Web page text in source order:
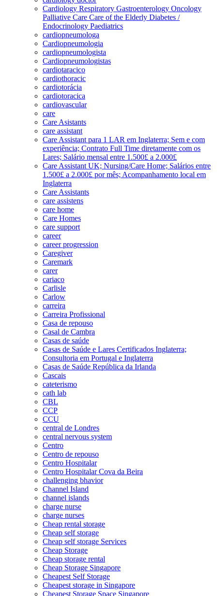
Cardiology Respiratory Gastroenterology Oncology
Palliative Care Care of the Elderly Diabetes /
Endocrinology Paediatrics
cardiopneumologa
Cardiopneumologia
cardiopneumologista
Cardiopneumologistas
cardiotaracico
cardiothoracic
cardiotorácia
cardiotoracica
cardiovascular
care
Care Asistants
care assistant
Care Assistant para 1 LAR em Inglaterra; Sem e com
experiência; Contrato Full Time diretamente com os
Lares; Salário mensal entre 1.500£ a 2.000£
Care Assistant UK; Nursing/Care Home; Salários entre
1.500£ a 2.000£ por mês; Acompanhamento local em
Inglaterra
Care Assistants
care assistens
care home
Care Homes
care support
career
career progression
Caregiver
Caremark
carer
cariaco
Carlisle
Carlow
carreira
Carreira Profissional
Casa de repouso
Casal de Cambra
Casas de saúde
Casas de Saúde e Lares Certificados Inglaterra;
Consultoria em Portugal e Inglaterra
Casas de Saúde República da Irlanda
Cascais
cateterismo
cath lab
CBL
CCP
CCU
central de Londres
central nervous system
Centro
Centro de repouso
Centro Hospitalar
Centro Hospitalar Cova da Beira
challenging bhavior
Channel Island
channel islands
charge nurse
charge nurses
Cheap rental storage
Cheap self storage
Cheap self storage Services
Cheap Storage
Cheap storage rental
Cheap Storage Singapore
Cheapest Self Storage
Cheapest storage in Singapore
Cheapest Storage Space Singapore